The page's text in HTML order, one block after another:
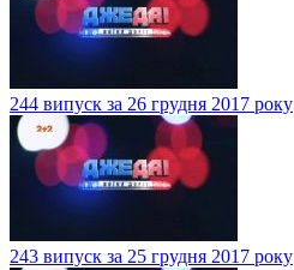
244 випуск за 26 грудня 2017 року
243 випуск за 25 грудня 2017 року